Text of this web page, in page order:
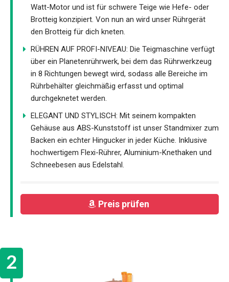
Watt-Motor und ist für schwere Teige wie Hefe- oder
Brotteig konzipiert. Von nun an wird unser Rührgerät
den Brotteig für dich kneten.
RÜHREN AUF PROFI-NIVEAU: Die Teigmaschine verfügt
über ein Planetenrührwerk, bei dem das Rührwerkzeug
in 8 Richtungen bewegt wird, sodass alle Bereiche im
Rührbehälter gleichmäßig erfasst und optimal
durchgeknetet werden.
ELEGANT UND STYLISCH: Mit seinem kompakten
Gehäuse aus ABS-Kunststoff ist unser Standmixer zum
Backen ein echter Hingucker in jeder Küche. Inklusive
hochwertigem Flexi-Rührer, Aluminium-Knethaken und
Schneebesen aus Edelstahl.
Preis prüfen